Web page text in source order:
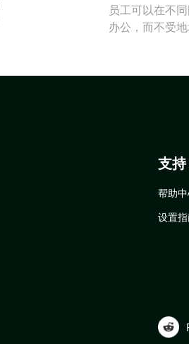
员工可以在不
办公，而不受地
支持
帮助
设置